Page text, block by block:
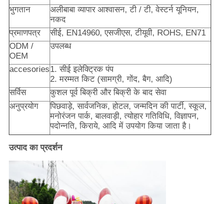
भुगतान
अलीबाबा व्यापार आश्वासन, टी / टी, वेस्टर्न यूनियन,
नकद
प्रमाणपत्र
सीई, EN14960, एसजीएस, टीयूवी, ROHS, EN71
ODM /
OEM
उपलब्ध
accesories1. सीई इलेक्ट्रिक पंप
2. मरम्मत किट (सामग्री, गोंद, बैग, आदि)
सर्विस
कुशल पूर्व बिक्री और बिक्री के बाद सेवा
अनुप्रयोग
पिछवाड़े, सार्वजनिक, होटल, जन्मदिन की पार्टी, स्कूल,
मनोरंजन पार्क, बालवाड़ी, त्योहार गतिविधि, विज्ञापन,
पदोन्नति, किराये, आदि में उपयोग किया जाता है।
उत्पाद का प्रदर्शन